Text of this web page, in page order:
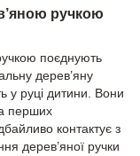
ручкою
поєднують
дерев’яну
у руці дитини. Вони
перших
контактує з
дерев’яної ручки